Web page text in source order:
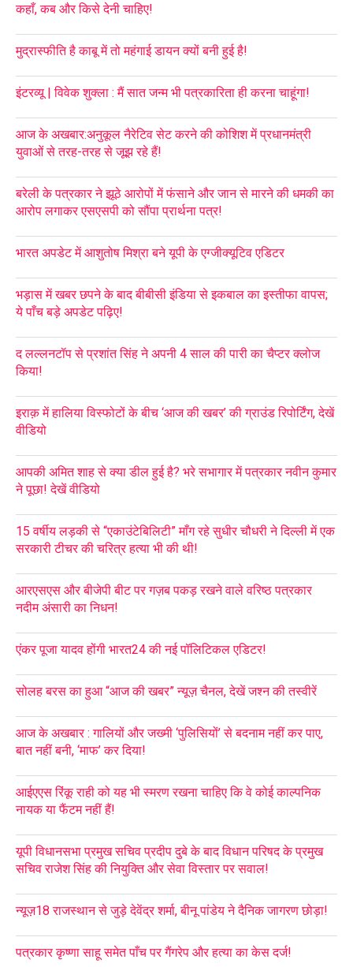
कहाँ, कब और किसे देनी चाहिए!
मुद्रास्फीति है काबू में तो महंगाई डायन क्यों बनी हुई है!
इंटरव्यू | विवेक शुक्ला : मैं सात जन्म भी पत्रकारिता ही करना चाहूंगा!
आज के अखबार:अनुकूल नैरेटिव सेट करने की कोशिश में प्रधानमंत्री
युवाओं से तरह-तरह से जूझ रहे हैं!
बरेली के पत्रकार ने झूठे आरोपों में फंसाने और जान से मारने की धमकी का
आरोप लगाकर एसएसपी को सौंपा प्रार्थना पत्र!
भारत अपडेट में आशुतोष मिश्रा बने यूपी के एग्जीक्यूटिव एडिटर
भड़ास में खबर छपने के बाद बीबीसी इंडिया से इकबाल का इस्तीफा वापस;
ये पाँच बड़े अपडेट पढ़िए!
द लल्लनटॉप से प्रशांत सिंह ने अपनी 4 साल की पारी का चैप्टर क्लोज
किया!
इराक़ में हालिया विस्फोटों के बीच ‘आज की खबर’ की ग्राउंड रिपोर्टिंग, देखें
वीडियो
आपकी अमित शाह से क्या डील हुई है? भरे सभागार में पत्रकार नवीन कुमार
ने पूछा! देखें वीडियो
15 वर्षीय लड़की से “एकाउंटेबिलिटी” माँग रहे सुधीर चौधरी ने दिल्ली में एक
सरकारी टीचर की चरित्र हत्या भी की थी!
आरएसएस और बीजेपी बीट पर गज़ब पकड़ रखने वाले वरिष्ठ पत्रकार
नदीम अंसारी का निधन!
एंकर पूजा यादव होंगी भारत24 की नई पॉलिटिकल एडिटर!
सोलह बरस का हुआ “आज की खबर” न्यूज़ चैनल, देखें जश्न की तस्वीरें
आज के अखबार : गालियों और जख्मी ‘पुलिसियों’ से बदनाम नहीं कर पाए,
बात नहीं बनी, ‘माफ’ कर दिया!
आईएएस रिंकू राही को यह भी स्मरण रखना चाहिए कि वे कोई काल्पनिक
नायक या फैंटम नहीं हैं!
यूपी विधानसभा प्रमुख सचिव प्रदीप दुबे के बाद विधान परिषद के प्रमुख
सचिव राजेश सिंह की नियुक्ति और सेवा विस्तार पर सवाल!
न्यूज़18 राजस्थान से जुड़े देवेंद्र शर्मा, बीनू पांडेय ने दैनिक जागरण छोड़ा!
पत्रकार कृष्णा साहू समेत पाँच पर गैंगरेप और हत्या का केस दर्ज!